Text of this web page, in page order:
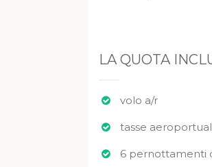
LA QUOTA
volo a/r
tasse
6 pernottamenti